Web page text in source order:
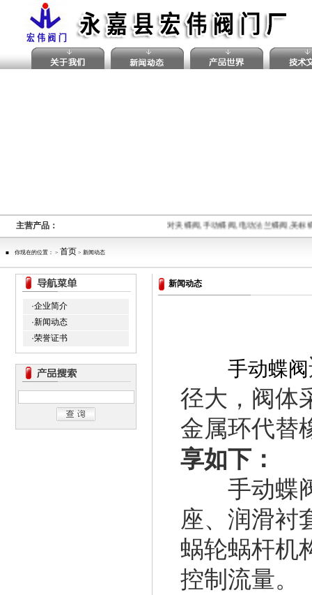
主营产品： 对夹蝶阀,手动蝶阀,电动法兰蝶阀,美标
■ 你现在的位置： > 首页 > 新闻动态
·企业简介
·新闻动态
·荣誉证书
新闻动态
手动蝶阀
径大，阀体
金属环代替
享如下：
手动蝶阀
座、润滑衬
蜗轮蜗杆机
控制流量。